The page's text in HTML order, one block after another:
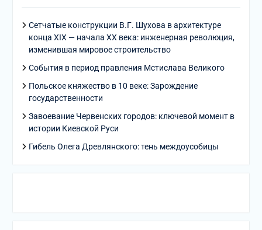
Сетчатые конструкции В.Г. Шухова в архитектуре
конца XIX — начала XX века: инженерная революция,
изменившая мировое строительство
События в период правления Мстислава Великого
Польское княжество в 10 веке: Зарождение
государственности
Завоевание Червенских городов: ключевой момент в
истории Киевской Руси
Гибель Олега Древлянского: тень междоусобицы